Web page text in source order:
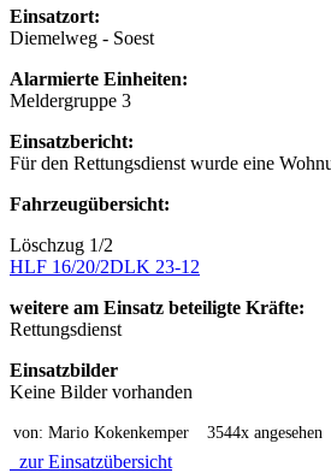
Einsatzort:
Diemelweg - Soest
Alarmierte Einheiten:
Meldergruppe 3
Einsatzbericht:
Für den Rettungsdienst wurde eine
Fahrzeugübersicht:
Löschzug 1/2
HLF 16/20/2DLK 23-12
weitere am Einsatz beteiligte Kräfte:
Rettungsdienst
Einsatzbilder
Keine Bilder vorhanden
von: Mario Kokenkemper 3544x angesehen
zur Einsatzübersicht